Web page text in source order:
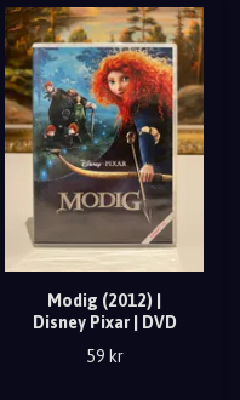
Modig (2012) |
Disney Pixar | DVD
59 kr